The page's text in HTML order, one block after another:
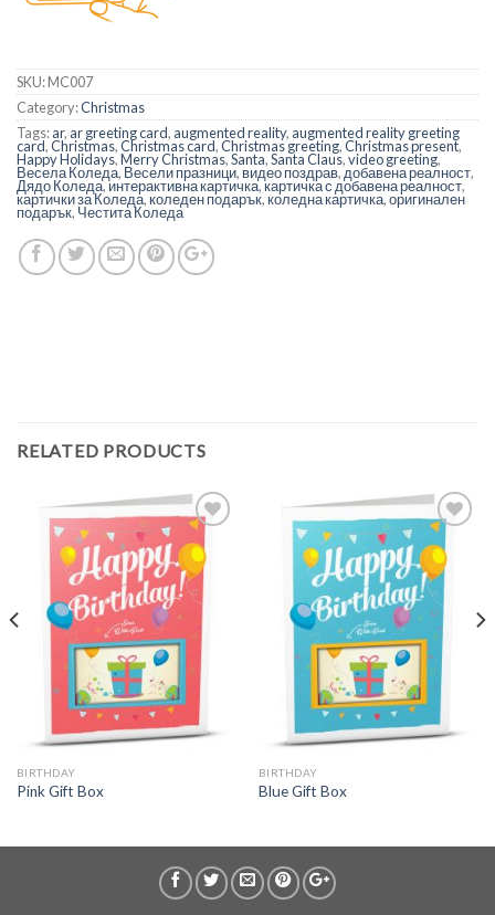
SKU:MC007
Category:Christmas
Tags:ar, ar greeting card, augmented reality, augmented reality greeting
card,Christmas,Christmas card,Christmas greeting,Christmas present,
Happy Holidays,Merry Christmas,Santa,Santa Claus,video greeting,
Весела Коледа, Весели празници, видео поздрав,добавена реалност,
Дядо Коледа,интерактивна картичка,картичка с добавена реалност,
картички за Коледа,коледен подарък,коледна картичка,оригинален
подарък, Честита Коледа
RELATED PRODUCTS
BIRTHDAY
Pink Gift Box
BIRTHDAY
Blue Gift Box